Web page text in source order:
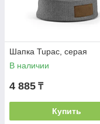
Шапка Tupac, серая
В наличии
4 885 ₸
Купить